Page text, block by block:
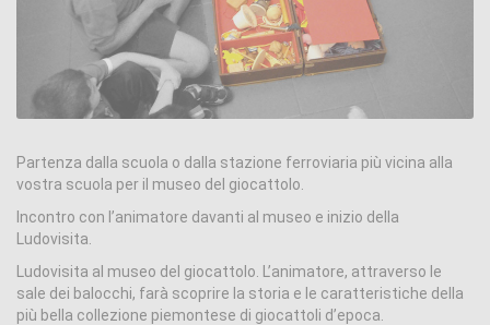
Partenza dalla scuola o dalla stazione ferroviaria più vicina alla
vostra scuola per il museo del giocattolo.
Incontro con l’animatore davanti al museo e inizio della
Ludovisita.
Ludovisita al museo del giocattolo. L’animatore, attraverso le
sale dei balocchi, farà scoprire la storia e le caratteristiche della
più bella collezione piemontese di giocattoli d’epoca.